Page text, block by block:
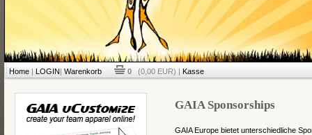
Home| LOGIN| Warenkorb 0 (0,00 EUR) | Kasse
GAIA Sponsorships
GAIA Europe bietet unterschiedliche